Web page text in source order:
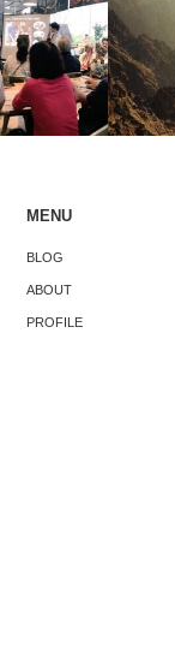
ントで感
な3つの
MENU
BLOG
ABOUT
PROFILE